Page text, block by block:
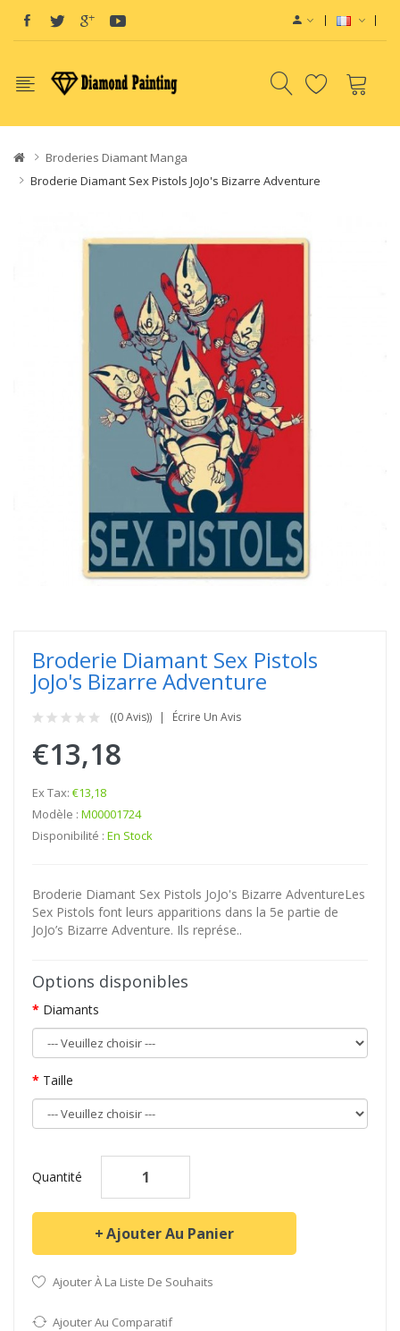
View sites:Vape E-Liquid
Broderies Diamant Manga
Broderie Diamant Sex Pistols JoJo's Bizarre Adventure
Broderie Diamant Sex Pistols
JoJo's Bizarre Adventure
((0 Avis)) Écrire Un Avis
€13,18
Ex Tax: €13,18
Modèle : M00001724
Disponibilité : En Stock
Broderie Diamant Sex Pistols JoJo's Bizarre AdventureLes
Sex Pistols font leurs apparitions dans la 5e partie de
JoJo’s Bizarre Adventure. Ils représe..
Options disponibles
Diamants
Taille
Quantité
Ajouter Au Panier
Ajouter À La Liste De Souhaits
Ajouter Au Comparatif